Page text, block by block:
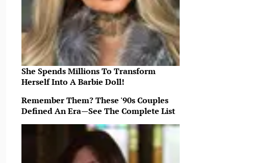
She Spends Millions To Transform
Herself Into A Barbie Doll!
Remember Them? These '90s Couples
Defined An Era—See The Complete List